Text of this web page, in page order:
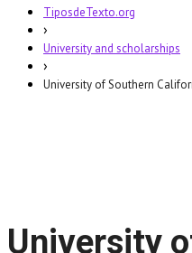
TiposdeTexto.org
›
University and scholarships
›
University of Southern
University